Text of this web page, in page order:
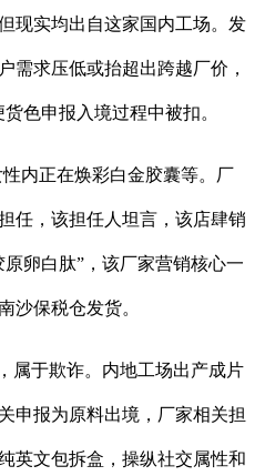
现实均出自这家国内工场。发
需求压低或抬超出跨越厂价，
色申报入境过程中被扣。
正在焕彩白金胶囊等。厂
任，该担任人坦言，该店肆销
卵白肽”，该厂家营销核心一
沙保税仓发货。
于欺诈。内地工场出产成片
申报为原料出境，厂家相关担
英文包拆盒，操纵社交属性和